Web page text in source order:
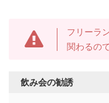
フリーラ
関わるの
飲み会の勧誘